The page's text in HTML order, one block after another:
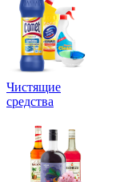
Чистящие
средства